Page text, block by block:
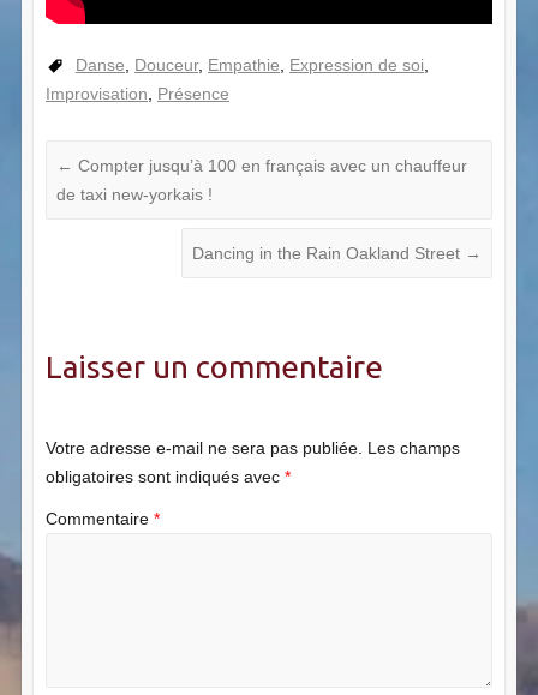
Danse Douceur, Empathie Expression de soi
Improvisation
Présence
← Compter jusqu’à 100 en français avec un chauffeur
de taxi new-yorkais !
Dancing in the Rain Oakland Street →
Laisser un commentaire
Votre adresse e-mail ne sera pas publiée. Les champs
obligatoires sont indiqués avec *
Commentaire *